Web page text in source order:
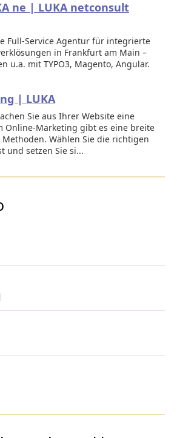
ne | LUKA netconsult
Full-Service Agentur für integrierte
in Frankfurt am Main –
u.a. mit TYPO3, Magento, Angular.
| LUKA
Sie aus Ihrer Website eine
Online-Marketing gibt es eine breite
Methoden. Wählen Sie die richtigen
und setzen Sie si...